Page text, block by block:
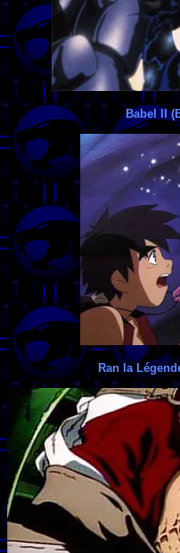
Babel II
Ran la